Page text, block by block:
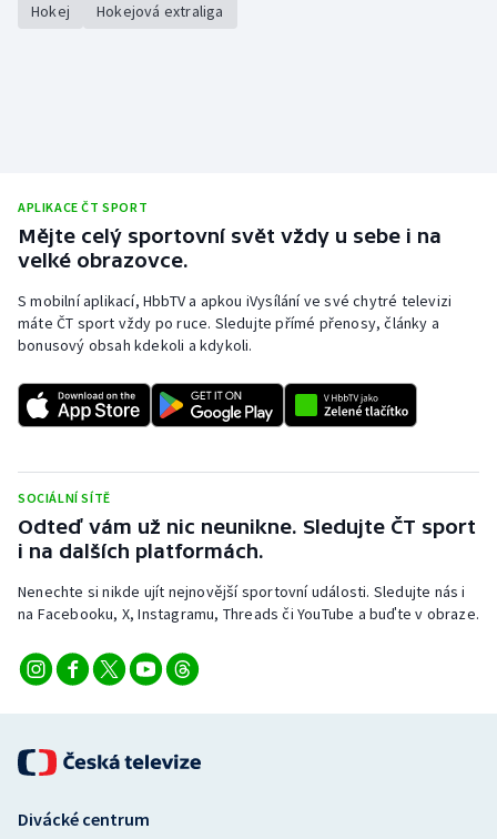
Hokej Hokejová extraliga
APLIKACE ČT SPORT
Mějte celý sportovní svět vždy u sebe i na
velké obrazovce.
S mobilní aplikací, HbbTV a apkou iVysílání ve své chytré televizi
máte ČT sport vždy po ruce. Sledujte přímé přenosy, články a
bonusový obsah kdekoli a kdykoli.
SOCIÁLNÍ SÍTĚ
Odteď vám už nic neunikne. Sledujte ČT sport
i na dalších platformách.
Nenechte si nikde ujít nejnovější sportovní události. Sledujte nás i
na Facebooku, X, Instagramu, Threads či YouTube a buďte v obraze.
Divácké centrum